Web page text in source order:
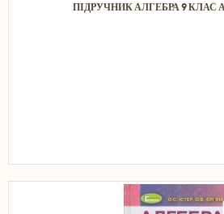
ПІДРУЧНИК АЛГЕБРА 9 КЛАС